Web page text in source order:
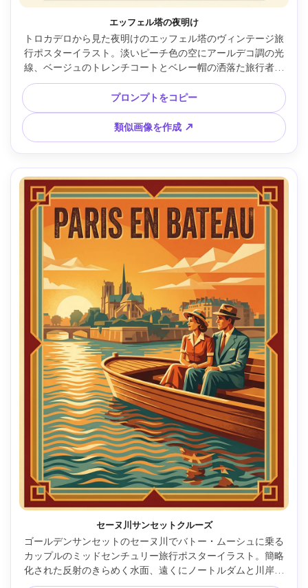
エッフェル塔の夜明け
トロカデロから見た夜明けのエッフェル塔のヴィンテージ旅
行ポスターイラスト。淡いピーチ色の空にアールデコ調の光
線、ベージュのトレンチコートとベレー帽の洒落た旅行者が
手前に小さなスーツケースを持ち、クリーム・ネイビー・コ
ーラルの限定パレット。下部に「PARIS」のレトロな太字、
繊細なリトグラフ調、クリーンな枠、グラフィック要素が多
い高詳細、85mmレンズ、浅い被写界深度 --ar 4:5
プロンプトをコピー
類似画像を作成 ↗
セーヌ川サンセットクルーズ
ゴールデンサンセットのセーヌ川でバトー・ムーシュに乗る
カップルのミッドセンチュリー旅行ポスターイラスト。簡略
化された反射のきらめく水面、遠くにノートルダムと川岸。
温かみのあるオレンジとティールのパレット。「PARIS EN